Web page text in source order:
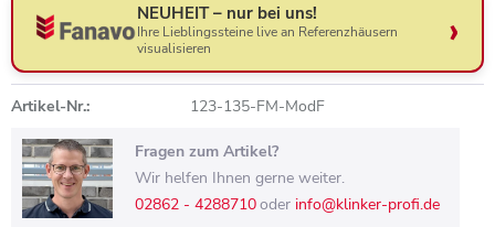
NEUHEIT – nur bei uns!
Ihre Lieblingssteine live an Referenzhäusern
visualisieren
Artikel-Nr.: 123-135-FM-ModF
Fragen zum Artikel?
Wir helfen Ihnen gerne weiter.
02862 - 4288710oder info@klinker-profi.de